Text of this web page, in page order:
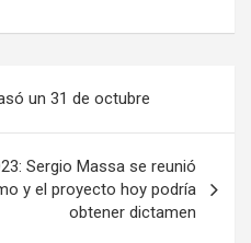
un 31 de octubre
Sergio Massa se reunió
y el proyecto hoy podría
obtener dictamen